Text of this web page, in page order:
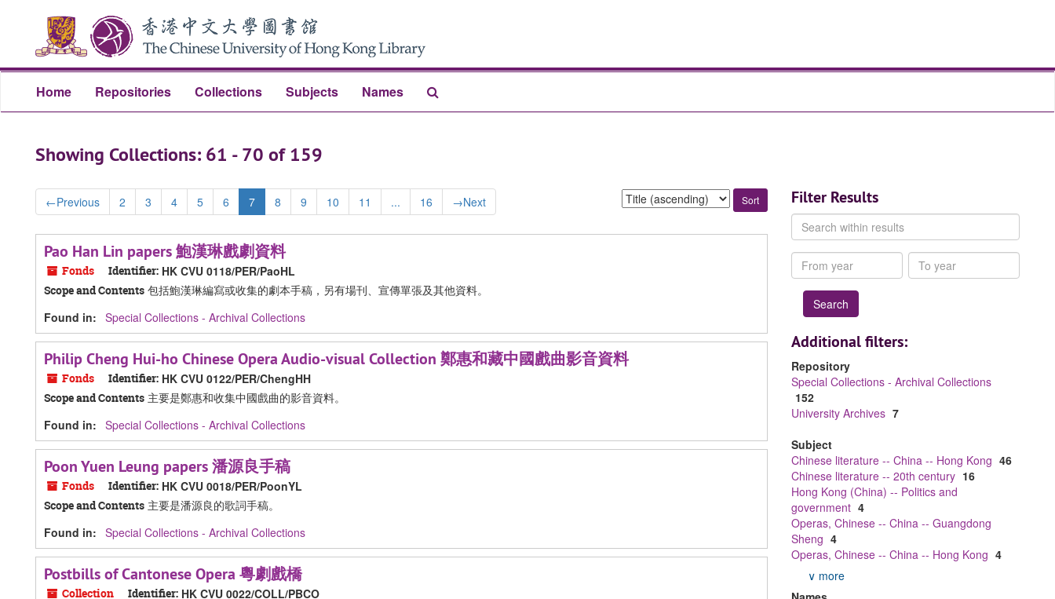
content
Home Repositories Collections Subjects Names
Showing Collections: 61 - 70 of 159
←Previous 2 3 4 5 6 7 8 9 10 11 ... 16 →Next
Sort
by:
Pao Han Lin papers 鮑漢琳戲劇資料
Fonds Identifier: HK CVU 0118/PER/PaoHL
Scope and Contents 包括鮑漢琳編寫或收集的劇本手稿，另有場刊、宣傳單張及其他資料。
Found in: Special Collections - Archival Collections
Philip Cheng Hui-ho Chinese Opera Audio-visual Collection 鄭惠和藏中國戲曲影音資料
Fonds Identifier: HK CVU 0122/PER/ChengHH
Scope and Contents 主要是鄭惠和收集中國戲曲的影音資料。
Found in: Special Collections - Archival Collections
Poon Yuen Leung papers 潘源良手稿
Fonds Identifier: HK CVU 0018/PER/PoonYL
Scope and Contents 主要是潘源良的歌詞手稿。
Found in: Special Collections - Archival Collections
Postbills of Cantonese Opera 粵劇戲橋
Collection Identifier: HK CVU 0022/COLL/PBCO
Filter Results
Search
within
results
From
year
To
year
Additional filters:
Repository
Special Collections - Archival Collections
152
University Archives 7
Subject
Chinese literature -- China -- Hong Kong 46
Chinese literature -- 20th century 16
Hong Kong (China) -- Politics and
government 4
Operas, Chinese -- China -- Guangdong
Sheng 4
Operas, Chinese -- China -- Hong Kong 4
∨ more